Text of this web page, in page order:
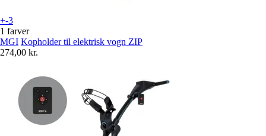
+-3
1 farver
MGI Kopholder til elektrisk vogn ZIP
274,00 kr.